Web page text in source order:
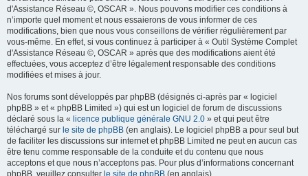
d'Assistance Réseau ©, OSCAR ». Nous pouvons modifier ces conditions à
n’importe quel moment et nous essaierons de vous informer de ces
modifications, bien que nous vous conseillons de vérifier régulièrement par
vous-même. En effet, si vous continuez à participer à « Outil Système Complet
d'Assistance Réseau ©, OSCAR » après que des modifications aient été
effectuées, vous acceptez d’être légalement responsable des conditions
modifiées et mises à jour.
Nos forums sont développés par phpBB (désignés ci-après par « logiciel
phpBB » et « phpBB Limited ») qui est un logiciel de forum de discussions
déclaré sous la « licence publique générale GNU 2.0 » et qui peut être
téléchargé sur le site de phpBB (en anglais). Le logiciel phpBB a pour seul but
de faciliter les discussions sur internet et phpBB Limited ne peut en aucun cas
être tenu comme responsable de la conduite et du contenu que nous
acceptons et que nous n’acceptons pas. Pour plus d’informations concernant
phpBB, veuillez consulter le site de phpBB (en anglais).